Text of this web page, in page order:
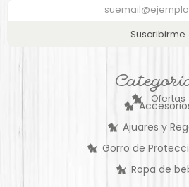
Suscribirme
Ofertas
Ajuares y
Gorro de
Ropa de